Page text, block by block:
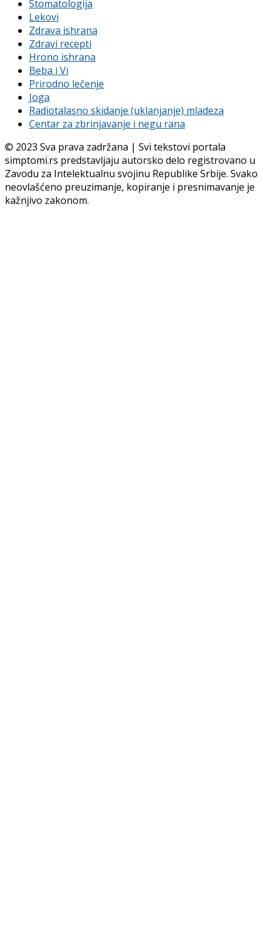
Stomatologija
Lekovi
Zdrava ishrana
Zdravi recepti
Hrono ishrana
Beba i Vi
Prirodno lečenje
Joga
Radiotalasno skidanje (uklanjanje) mladeza
Centar za zbrinjavanje i negu rana
© 2023 Sva prava zadržana | Svi tekstovi portala
simptomi.rs predstavljaju autorsko delo registrovano u
Zavodu za Intelektualnu svojinu Republike Srbije. Svako
neovlašćeno preuzimanje, kopiranje i presnimavanje je
kažnjivo zakonom.